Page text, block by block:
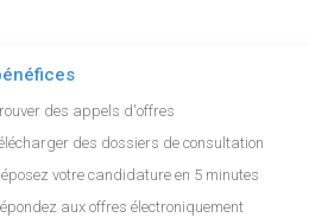
des appels d'offres
des dossiers de consultation
votre candidature en 5 minutes
aux offres électroniquement